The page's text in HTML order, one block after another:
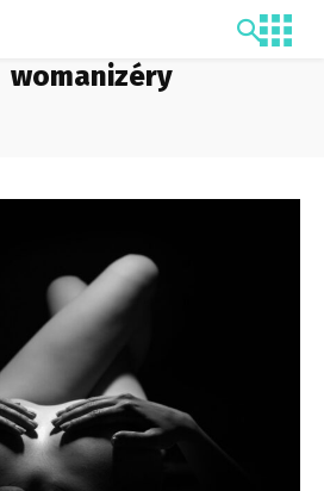
womanizéry